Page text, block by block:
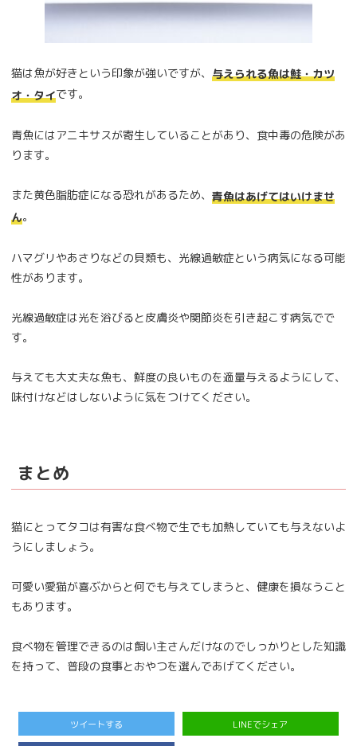
猫は魚が好きという印象が強いですが、 与えられる魚は鮭・カツ
オ・タイです。
青魚にはアニキサスが寄生していることがあり、食中毒の危険があ
ります。
また黄色脂肪症になる恐れがあるため、 青魚はあげてはいけませ
ん。
ハマグリやあさりなどの貝類も、光線過敏症という病気になる可能
性があります。
光線過敏症は光を浴びると皮膚炎や関節炎を引き起こす病気でで
す。
与えても大丈夫な魚も、鮮度の良いものを適量与えるようにして、
味付けなどはしないように気をつけてください。
まとめ
猫にとってタコは有害な食べ物で生でも加熱していても与えないよ
うにしましょう。
可愛い愛猫が喜ぶからと何でも与えてしまうと、健康を損なうこと
もあります。
食べ物を管理できるのは飼い主さんだけなのでしっかりとした知識
を持って、普段の食事とおやつを選んであげてください。
ツイートする LINEでシェア